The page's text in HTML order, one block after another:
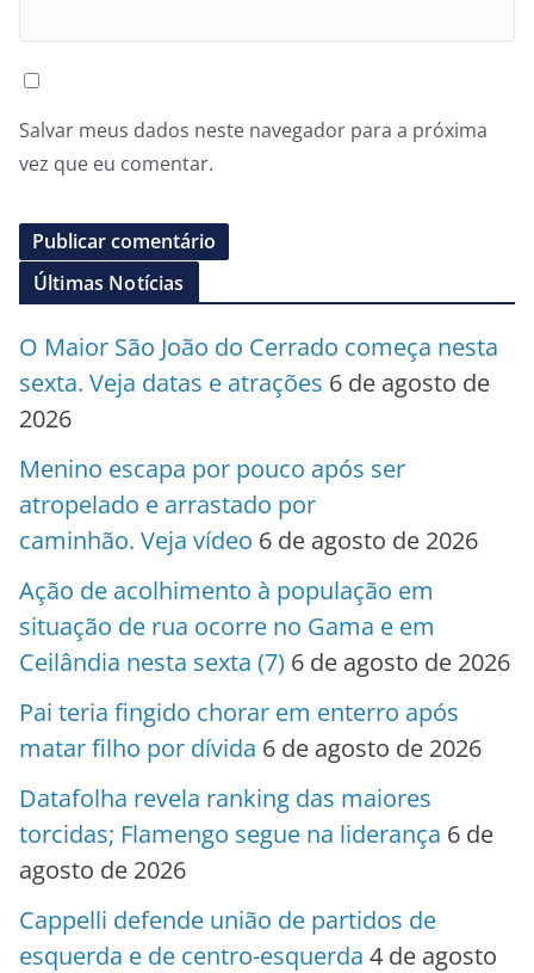
Salvar meus dados neste navegador para a próxima
vez que eu comentar.
Últimas Notícias
O Maior São João do Cerrado começa nesta
sexta. Veja datas e atrações 6 de agosto de
2026
Menino escapa por pouco após ser
atropelado e arrastado por
caminhão. Veja vídeo 6 de agosto de 2026
Ação de acolhimento à população em
situação de rua ocorre no Gama e em
Ceilândia nesta sexta (7) 6 de agosto de 2026
Pai teria fingido chorar em enterro após
matar filho por dívida 6 de agosto de 2026
Datafolha revela ranking das maiores
torcidas; Flamengo segue na liderança 6 de
agosto de 2026
Cappelli defende união de partidos de
esquerda e de centro-esquerda 4 de agosto